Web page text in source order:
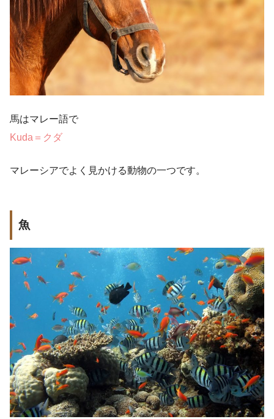
馬はマレー語で
Kuda＝クダ
マレーシアでよく見かける動物の一つです。
魚